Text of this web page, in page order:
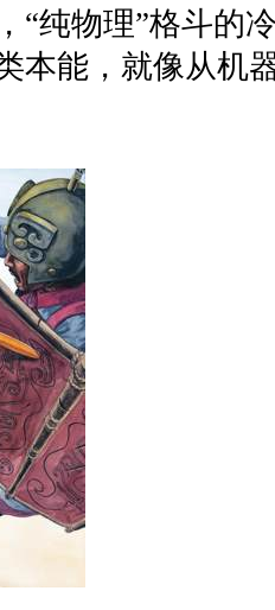
“纯物理”格斗的
本能，就像从